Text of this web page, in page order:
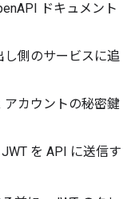
ドキュメント
側のサービスに追
アカウントの秘密鍵
を API に送信す